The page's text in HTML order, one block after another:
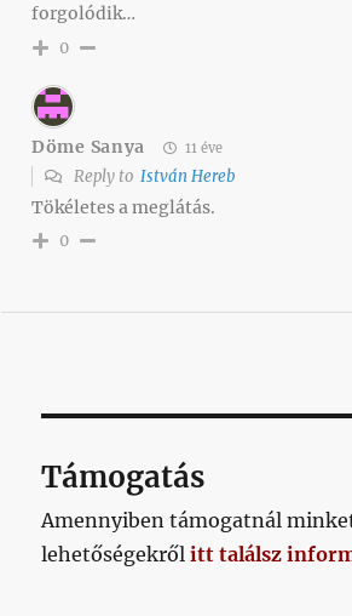
forgolódik…
0
Döme Sanya 11 éve
Reply to István Hereb
Tökéletes a meglátás.
0
Támogatás
Amennyiben támogatnál
lehetőségekrőlitt találsz